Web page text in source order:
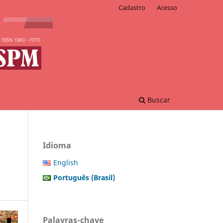
Buscar
Cadastro Acesso
Idioma
English
Português (Brasil)
Palavras-chave